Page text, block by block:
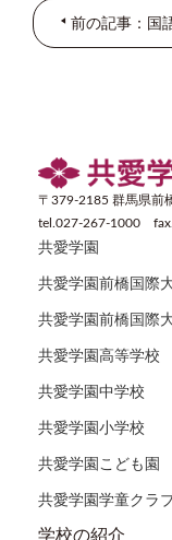
前の記事：国
〒379-2185 群馬県前
tel.027-267-1000
共愛学園
共愛学園前橋国際
共愛学園前橋国際
共愛学園高等学校
共愛学園中学校
共愛学園小学校
共愛学園こども園
共愛学園学童クラブ
学校の紹介